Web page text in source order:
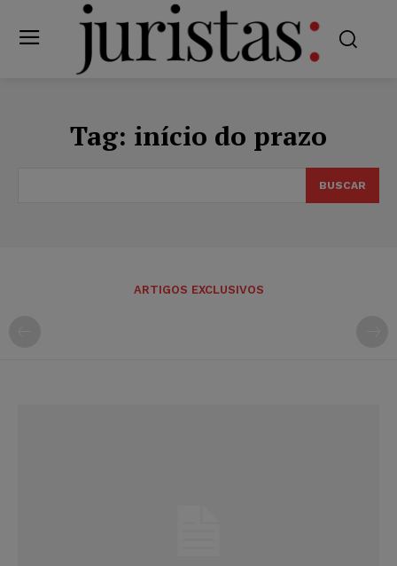
Tag: início do prazo
BUSCAR
ARTIGOS EXCLUSIVOS